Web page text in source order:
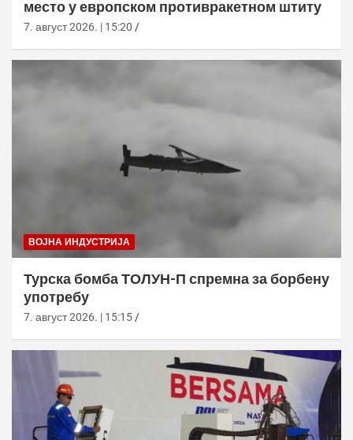
место у европском противракетном штиту
7. август 2026. | 15:20
ВОЈНА ИНДУСТРИЈА
Турска бомба ТОЛУН-П спремна за борбену
употребу
7. август 2026. | 15:15